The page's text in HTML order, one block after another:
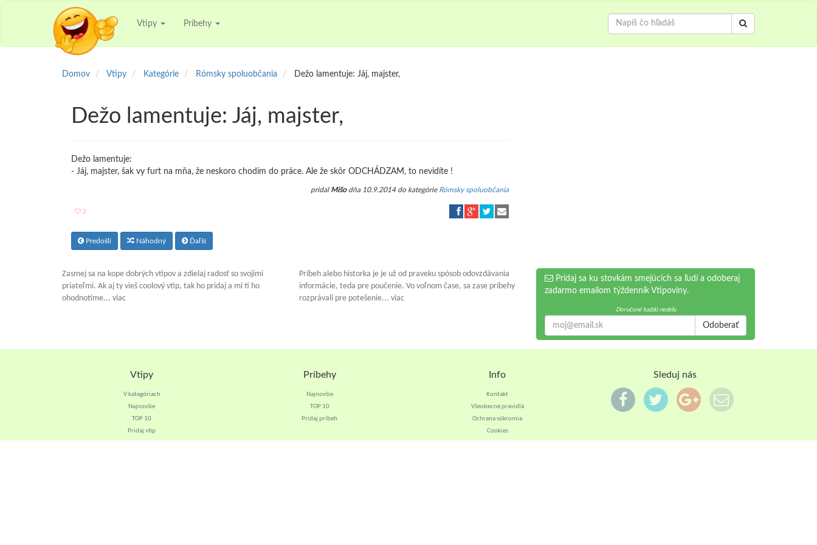
Vtipy Príbehy
Domov Vtipy Kategórie Rómsky spoluobčania Dežo lamentuje: Jáj, majster,
Dežo lamentuje: Jáj, majster,
Dežo lamentuje:
- Jáj, majster, šak vy furt na mňa, že neskoro chodím do práce. Ale že skôr ODCHÁDZAM, to nevidíte !
pridal Mišodňa 10.9.2014 do kategórie Rómsky spoluobčania
2
Predošlí Náhodný Ďaľší
Zasmej sa na kope dobrých vtipov a zdielaj radosť so svojimi
priateľmi. Ak aj ty vieš coolový vtip, tak ho pridaj a mi ti ho
ohodnotíme... viac
Príbeh alebo historka je je už od praveku spósob odovzdávania
informácie, teda pre poučenie. Vo voľnom čase, sa zase príbehy
rozprávali pre potešenie... viac
Pridaj sa ku stovkám smejúcich sa ľudí a odoberaj
zadarmo emailom týždenník Vtipoviny.
Doručené každú nedeľu
Odoberať
Vtipy
V kategóriach
Najnovšie
TOP 10
Pridaj vtip
Príbehy
Najnovšie
TOP 10
Pridaj príbeh
Info
Kontakt
Všeobecné pravidlá
Ochrana súkromia
Cookies
Sleduj nás